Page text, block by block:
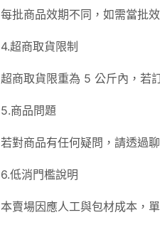
每批商品效期不同，如需當批
4.超商取貨限制
超商取貨限重為 5 公斤內，若
5.商品問題
若對商品有任何疑問，請透過
6.低消門檻說明
本賣場因應人工與包材成本，